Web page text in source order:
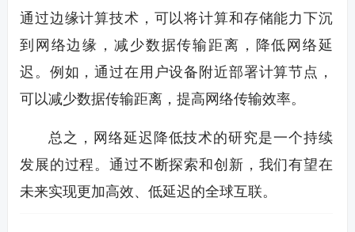
通过边缘计算技术，可以将计算和存储能力下沉
到网络边缘，减少数据传输距离，降低网络延
迟。例如，通过在用户设备附近部署计算节点，
可以减少数据传输距离，提高网络传输效率。
总之，网络延迟降低技术的研究是一个持续
发展的过程。通过不断探索和创新，我们有望在
未来实现更加高效、低延迟的全球互联。